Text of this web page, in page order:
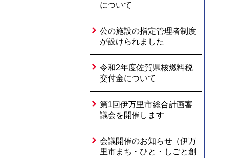
について
公の施設の指定管理者制度
が設けられました
令和2年度佐賀県核燃料税
交付金について
第1回伊万里市総合計画審
議会を開催します
会議開催のお知らせ（伊万
里市まち・ひと・しごと創